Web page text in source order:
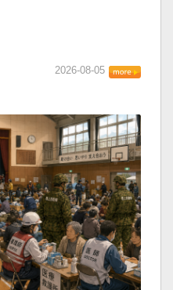
2026-08-05